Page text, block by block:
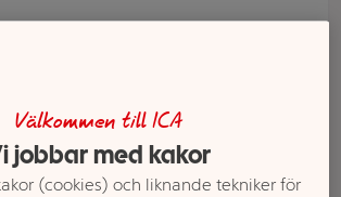
Välkommen till ICA
jobbar med kakor
(cookies) och liknande tekniker för